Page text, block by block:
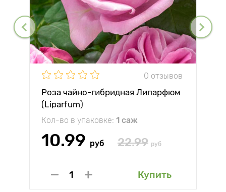
0 отзывов
Роза чайно-гибридная Липарфюм
(Liparfum)
Кол-во в упаковке: 1 саж
10.99 руб 22.99 руб
Купить